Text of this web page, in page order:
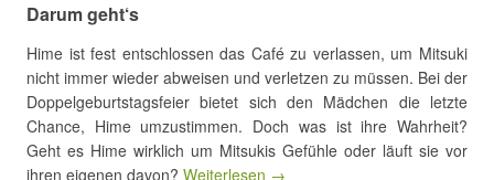
Darum geht‘s
Hime ist fest entschlossen das Café zu verlassen, um Mitsuki
nicht immer wieder abweisen und verletzen zu müssen. Bei der
Doppelgeburtstagsfeier bietet sich den Mädchen die letzte
Chance, Hime umzustimmen. Doch was ist ihre Wahrheit?
Geht es Hime wirklich um Mitsukis Gefühle oder läuft sie vor
ihren eigenen davon? Weiterlesen →